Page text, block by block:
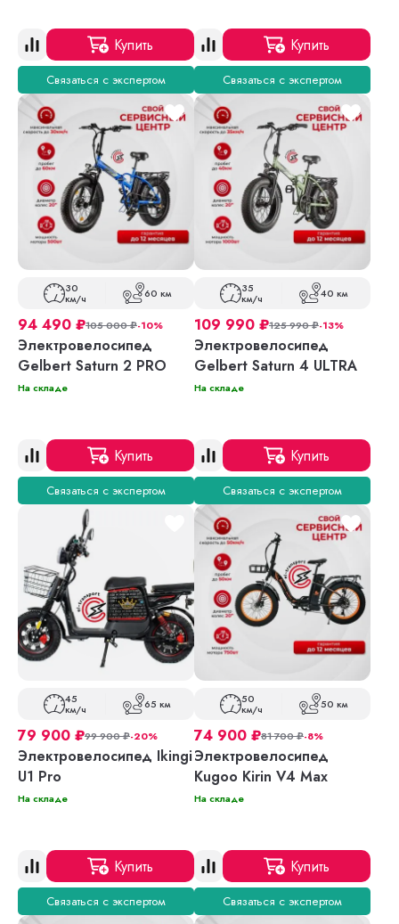
Купить
Связаться с экспертом
Купить
Связаться с экспертом
30
км/ч 60 км
94 490 ₽105 000₽-10%
Электровелосипед
Gelbert Saturn 2 PRO
На складе
Купить
Связаться с экспертом
35
км/ч 40 км
109 990 ₽125 990₽-13%
Электровелосипед
Gelbert Saturn 4 ULTRA
На складе
Купить
Связаться с экспертом
45
км/ч 65 км
79 900 ₽99 900₽-20%
Электровелосипед Ikingi
U1 Pro
На складе
Купить
Связаться с экспертом
50
км/ч 50 км
74 900 ₽81 700₽-8%
Электровелосипед
Kugoo Kirin V4 Max
На складе
Купить
Связаться с экспертом